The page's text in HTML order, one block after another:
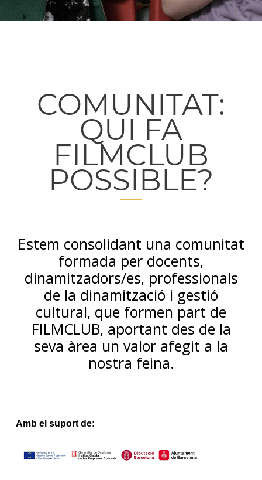
COMUNITAT:
QUI FA
FILMCLUB
POSSIBLE?
Estem consolidant una comunitat
formada per docents,
dinamitzadors/es, professionals
de la dinamització i gestió
cultural, que formen part de
FILMCLUB, aportant des de la
seva àrea un valor afegit a la
nostra feina.
Amb el suport de: